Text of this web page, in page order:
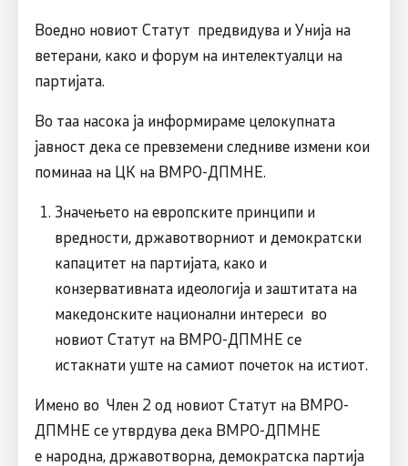
Воедно новиот Статут предвидува и Унија на
ветерани, како и форум на интелектуалци на
партијата.
Во таа насока ја информираме целокупната
јавност дека се превземени следниве измени кои
поминаа на ЦК на ВМРО-ДПМНЕ.
Значењето на европските принципи и
вредности, државотворниот и демократски
капацитет на партијата, како и
конзервативната идеологија и заштитата на
македонските национални интереси во
новиот Статут на ВМРО-ДПМНЕ се
истакнати уште на самиот почеток на истиот.
Имено во Член 2 од новиот Статут на ВМРО-
ДПМНЕ се утврдува дека ВМРО-ДПМНЕ
е народна, државотворна, демократска партија